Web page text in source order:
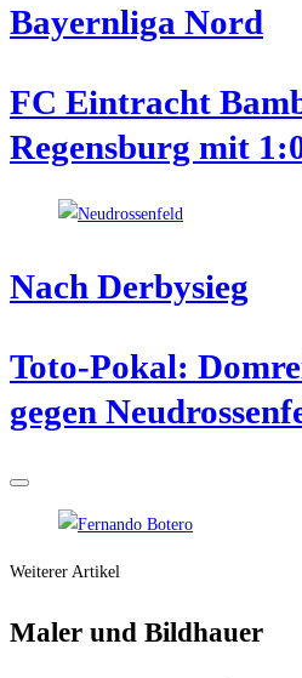
Bay­ern­li­ga Nord
FC Ein­tracht
Regens­burg mit
Nach Der­by­sieg
Toto-Pokal:
gegen
Weiterer Artikel
Maler und Bildhauer